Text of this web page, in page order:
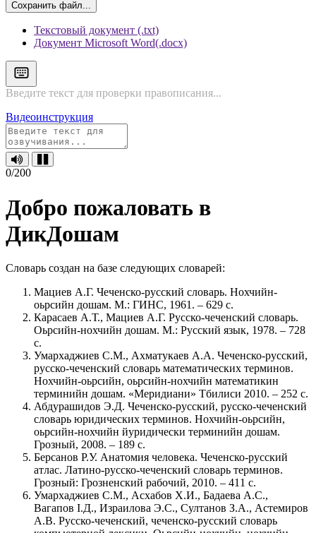
Сохранить файл...
Текстовый документ (.txt)
Документ Microsoft Word(.docx)
Видеоинструкция
0/200
Добро пожаловать в
ДикДошам
Словарь создан на базе следующих словарей:
Мациев А.Г. Чеченско-русский словарь. Нохчийн-
оьрсийн дошам. М.: ГИНС, 1961. – 629 с.
Карасаев А.Т., Мациев А.Г. Русско-чеченский словарь.
Оьрсийн-нохчийн дошам. М.: Русский язык, 1978. – 728
с.
Умархаджиев С.М., Ахматукаев А.А. Чеченско-русский,
русско-чеченский словарь математических терминов.
Нохчийн-оьрсийн, оьрсийн-нохчийн математикин
терминийн дошам. «Меридиани» Тбилиси 2010. – 252 с.
Абдурашидов Э.Д. Чеченско-русский, русско-чеченский
словарь юридических терминов. Нохчийн-оьрсийн,
оьрсийн-нохчийн йуридически терминийн дошам.
Грозный, 2008. – 189 с.
Берсанов Р.У. Анатомия человека. Чеченско-русский
атлас. Латино-русско-чеченский словарь терминов.
Грозный: Грозненский рабочий, 2010. – 411 с.
Умархаджиев С.М., Асхабов Х.И., Бадаева А.С.,
Вагапов Ӏ.Д., Израилова Э.С., Султанов З.А., Астемиров
А.В. Русско-чеченский, чеченско-русский словарь